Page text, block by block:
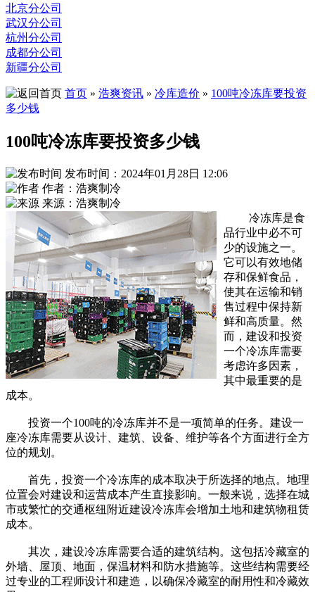
北京分公司
武汉分公司
杭州分公司
成都分公司
新疆分公司
首页 » 浩爽资讯 » 冷库造价 » 100吨冷冻库要投资
多少钱
100吨冷冻库要投资多少钱
发布时间：2024年01月28日 12:06
作者：浩爽制冷
来源：浩爽制冷
冷冻库是食
品行业中必不可
少的设施之一。
它可以有效地储
存和保鲜食品，
使其在运输和销
售过程中保持新
鲜和高质量。然
而，建设和投资
一个冷冻库需要
考虑许多因素，
其中最重要的是
成本。
投资一个100吨的冷冻库并不是一项简单的任务。建设一
座冷冻库需要从设计、建筑、设备、维护等各个方面进行全方
位的规划。
首先，投资一个冷冻库的成本取决于所选择的地点。地理
位置会对建设和运营成本产生直接影响。一般来说，选择在城
市或繁忙的交通枢纽附近建设冷冻库会增加土地和建筑物租赁
成本。
其次，建设冷冻库需要合适的建筑结构。这包括冷藏室的
外墙、屋顶、地面，保温材料和防水措施等。这些结构需要经
过专业的工程师设计和建造，以确保冷藏室的耐用性和冷藏效